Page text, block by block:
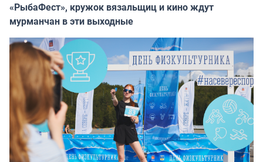
«РыбаФест», кружок вязальщиц и кино ждут
мурманчан в эти выходные